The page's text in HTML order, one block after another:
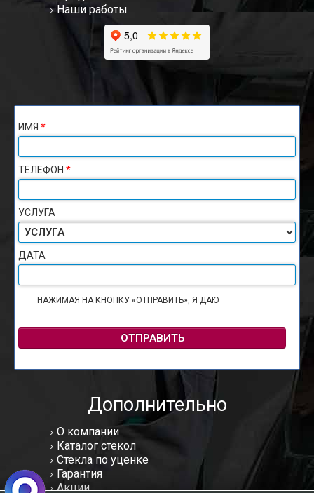
Наши работы
ИМЯ *
ТЕЛЕФОН *
УСЛУГА
ДАТА
НАЖИМАЯ НА КНОПКУ «ОТПРАВИТЬ», Я ДАЮ
ОТПРАВИТЬ
Дополнительно
О компании
Каталог стекол
Стекла по уценке
Гарантия
Акции